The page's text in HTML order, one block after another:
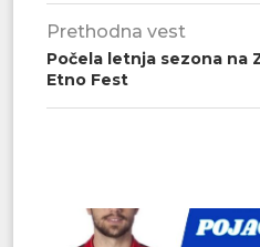
Prethodna vest
Počela letnja sezona na
Etno Fest